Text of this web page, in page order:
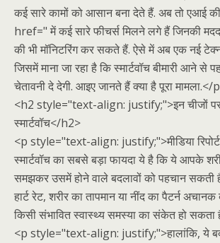
कई सारे कामों को आसान बना देते हैं. अब तो एआई
href=" में कई सारे फीचर्स मिलने लगे हैं जिनकी
की भी मॉनिटरिंग कर सकते हैं. ऐसे में अब एक नई
जिसमें माना जा रहा है कि स्मार्टवॉच बीमारी आने से
चेतावनी दे देगी. आइए जानते हैं क्या है पूरा मामला.</
<h2 style="text-align: justify;">इन चीजों
स्मार्टवॉच</h2>
<p style="text-align: justify;">मीडिया
स्मार्टवॉच का सबसे बड़ा फायदा ये है कि ये आपके
समझकर उसमें होने वाले बदलावों को पहचान सकती
हार्ट रेट, शरीर का तापमान या नींद का पैटर्न
किसी संभावित स्वास्थ्य समस्या का संकेत हो
<p style="text-align: justify;">हालांकि, ये